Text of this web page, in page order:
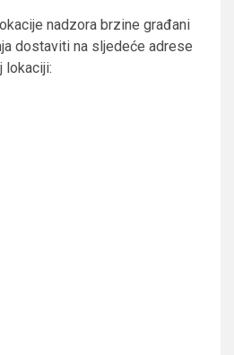
nadzora brzine građani
dostaviti na sljedeće adrese
lokaciji: